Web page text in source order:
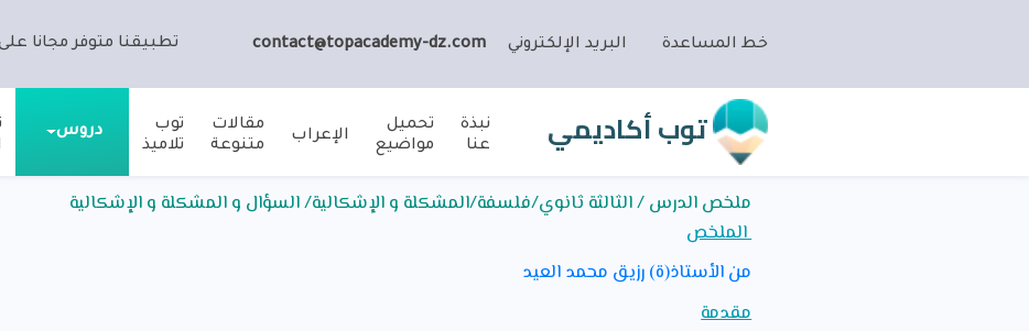
خط المساعدة البريد الإلكتروني contact@topacademy-dz.com تطبيقنا متوفر مجانا
توب أكاديمي
نبذة
عنا
تحميل
مواضيع
الإعراب
مقالات
متنوعة
توب
تلاميذ
دروس
ملخص الدرس / الثالثة ثانوي/فلسفة/المشكلة و الإشكالية/ السؤال و المشكلة و الإشكالية
الملخص
من الأستاذ(ة) رزيق محمد العيد
مقدمة